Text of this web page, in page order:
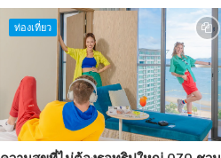
ท่องเที่ยว